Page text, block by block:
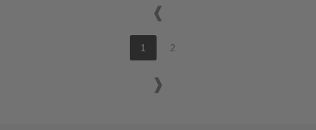
1 2